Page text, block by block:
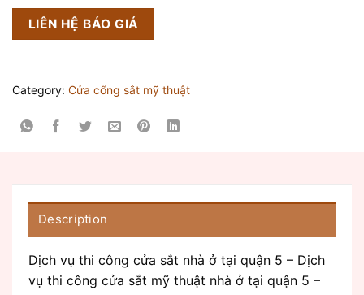
LIÊN HỆ BÁO GIÁ
Category: Cửa cổng sắt mỹ thuật
Description
Dịch vụ thi công cửa sắt nhà ở tại quận 5 – Dịch
vụ thi công cửa sắt mỹ thuật nhà ở tại quận 5 –